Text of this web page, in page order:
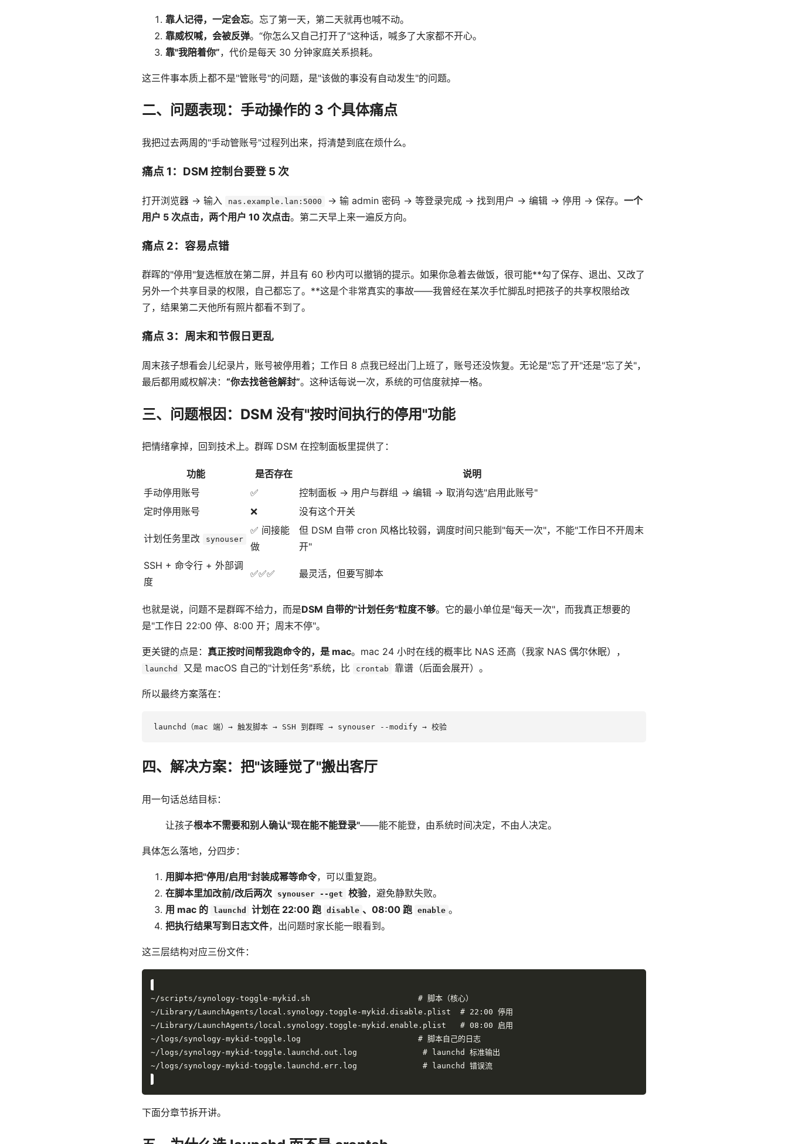
靠人记得，一定会忘。忘了第一天，第二天就再也喊不动。
靠威权喊，会被反弹。“你怎么又自己打开了"这种话，喊多了大家都不开心。
靠"我陪着你”，代价是每天 30 分钟家庭关系损耗。
这三件事本质上都不是"管账号"的问题，是"该做的事没有自动发生"的问题。
二、问题表现：手动操作的 3 个具体痛点
我把过去两周的"手动管账号"过程列出来，捋清楚到底在烦什么。
痛点 1：DSM 控制台要登 5 次
打开浏览器 → 输入 nas.example.lan:5000 → 输 admin 密码 → 等登录完成 → 找到用户 → 编辑 → 停用 → 保存。 一个
用户 5 次点击，两个用户 10 次点击。第二天早上来一遍反方向。
痛点 2：容易点错
群晖的"停用"复选框放在第二屏，并且有 60 秒内可以撤销的提示。如果你急着去做饭，很可能**勾了保存、退出、又改了
另外一个共享目录的权限，自己都忘了。**这是个非常真实的事故——我曾经在某次手忙脚乱时把孩子的共享权限给改
了，结果第二天他所有照片都看不到了。
痛点 3：周末和节假日更乱
周末孩子想看会儿纪录片，账号被停用着；工作日 8 点我已经出门上班了，账号还没恢复。无论是"忘了开"还是"忘了关"，
最后都用威权解决： “你去找爸爸解封”。这种话每说一次，系统的可信度就掉一格。
三、问题根因：DSM 没有"按时间执行的停用"功能
把情绪拿掉，回到技术上。群晖 DSM 在控制面板里提供了：
功能 是否存在
说明
手动停用账号
✅
控制面板 → 用户与群组 → 编辑 → 取消勾选"启用此账号"
定时停用账号
❌ 没有这个开关
计划任务里改 synouser
✅ 间接能
做
但 DSM 自带 cron 风格比较弱，调度时间只能到"每天一次"，不能"工作日不开周末
开"
SSH + 命令行 + 外部调
度
✅✅✅ 最灵活，但要写脚本
也就是说，问题不是群晖不给力，而是DSM 自带的"计划任务"粒度不够。它的最小单位是"每天一次"，而我真正想要的
是"工作日 22:00 停、8:00 开；周末不停"。
更关键的点是： 真正按时间帮我跑命令的，是 mac。mac 24 小时在线的概率比 NAS 还高（我家 NAS 偶尔休眠），
launchd 又是 macOS 自己的"计划任务"系统，比 crontab 靠谱（后面会展开）。
所以最终方案落在：
四、解决方案：把"该睡觉了"搬出客厅
用一句话总结目标：
让孩子根本不需要和别人确认"现在能不能登录"——能不能登，由系统时间决定，不由人决定。
具体怎么落地，分四步：
用脚本把"停用/启用"封装成幂等命令，可以重复跑。
在脚本里加改前/改后两次
synouser --get 校验，避免静默失败。
用 mac 的
launchd 计划在 22:00 跑 disable 、08:00 跑 enable 。
把执行结果写到日志文件，出问题时家长能一眼看到。
这三层结构对应三份文件：
下面分章节拆开讲。